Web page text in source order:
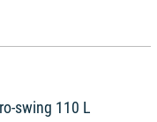
swing 110 L